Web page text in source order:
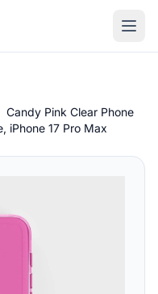
Candy Pink Clear Phone
iPhone 17 Pro Max